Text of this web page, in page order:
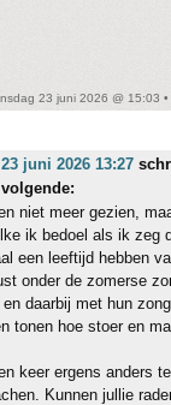
23 juni 2026 @ 15:03 •
juni 2026 13:27
niet meer gezien,
ik bedoel als ik zeg
een leeftijd hebben
onder de zomerse
daarbij met hun
tonen hoe stoer en
keer ergens anders
Kunnen jullie